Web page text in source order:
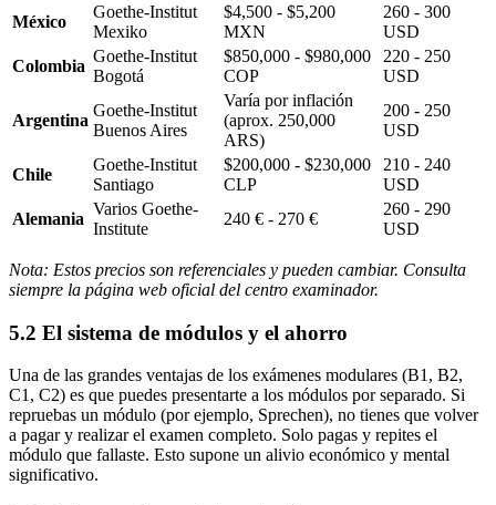
México
Goethe-Institut
Mexiko
$4,500 - $5,200
MXN
260 - 300
USD
Colombia
Goethe-Institut
Bogotá
$850,000 - $980,000
COP
220 - 250
USD
Argentina
Goethe-Institut
Buenos Aires
Varía por inflación
(aprox. 250,000
ARS)
200 - 250
USD
Chile
Goethe-Institut
Santiago
$200,000 - $230,000
CLP
210 - 240
USD
Alemania
Varios Goethe-
Institute
240 € - 270 €
260 - 290
USD
Nota: Estos precios son referenciales y pueden cambiar. Consulta
siempre la página web oficial del centro examinador.
5.2 El sistema de módulos y el ahorro
Una de las grandes ventajas de los exámenes modulares (B1, B2,
C1, C2) es que puedes presentarte a los módulos por separado. Si
repruebas un módulo (por ejemplo, Sprechen), no tienes que volver
a pagar y realizar el examen completo. Solo pagas y repites el
módulo que fallaste. Esto supone un alivio económico y mental
significativo.